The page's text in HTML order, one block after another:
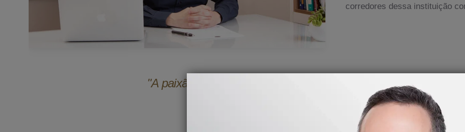
corredores dessa instituição
"A paixão pela medicina veio do prazer e da satisfação em
- Dr. Alexandre Sato